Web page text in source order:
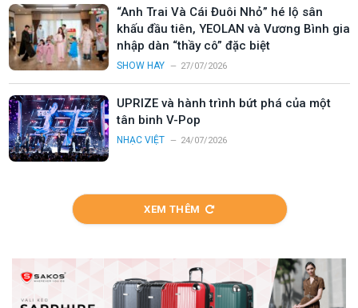
“Anh Trai Và Cái Đuôi Nhỏ” hé lộ sân
khấu đầu tiên, YEOLAN và Vương Bình gia
nhập dàn “thầy cô” đặc biệt
SHOW HAY 27/07/2026
UPRIZE và hành trình bứt phá của một
tân binh V-Pop
NHẠC VIỆT 24/07/2026
XEM THÊM